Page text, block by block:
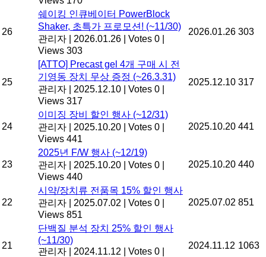
26
쉐이킹 인큐베이터 PowerBlock
Shaker, 초특가 프로모션! (~11/30)
관리자
2026.01.26 Votes 0
Views 303
2026.01.26 303
25
[ATTO] Precast gel 4개 구매 시 전
기영동 장치 무상 증정 (~26.3.31)
관리자
2025.12.10 Votes 0
Views 317
2025.12.10 317
24
이미징 장비 할인 행사 (~12/31)
관리자
2025.10.20 Votes 0
Views 441
2025.10.20 441
23
2025년 F/W 행사 (~12/19)
관리자
2025.10.20 Votes 0
Views 440
2025.10.20 440
22
시약/장치류 전품목 15% 할인 행사
관리자
2025.07.02 Votes 0
Views 851
2025.07.02 851
21
단백질 분석 장치 25% 할인 행사
(~11/30)
관리자
2024.11.12 Votes 0
2024.11.12 1063